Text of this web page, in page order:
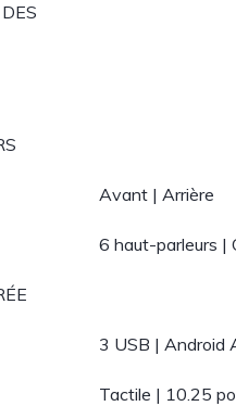
Avant | Arrière
6 haut-parleurs |
3 USB | Android
Tactile | 10.25